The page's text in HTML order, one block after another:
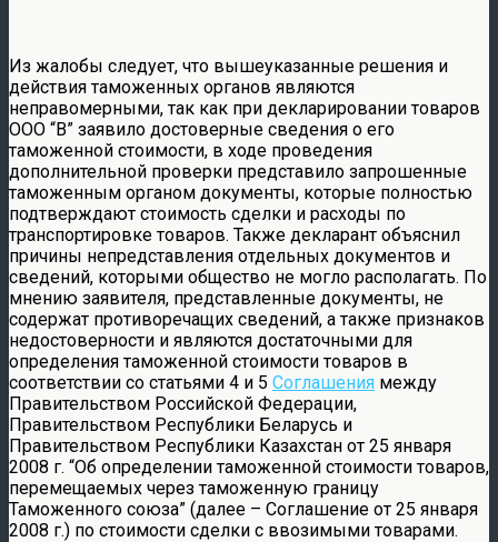
Из жалобы следует, что вышеуказанные решения и
действия таможенных органов являются
неправомерными, так как при декларировании товаров
ООО “В” заявило достоверные сведения о его
таможенной стоимости, в ходе проведения
дополнительной проверки представило запрошенные
таможенным органом документы, которые полностью
подтверждают стоимость сделки и расходы по
транспортировке товаров. Также декларант объяснил
причины непредставления отдельных документов и
сведений, которыми общество не могло располагать. По
мнению заявителя, представленные документы, не
содержат противоречащих сведений, а также признаков
недостоверности и являются достаточными для
определения таможенной стоимости товаров в
соответствии со статьями 4 и 5 Соглашения между
Правительством Российской Федерации,
Правительством Республики Беларусь и
Правительством Республики Казахстан от 25 января
2008 г. “Об определении таможенной стоимости товаров,
перемещаемых через таможенную границу
Таможенного союза” (далее – Соглашение от 25 января
2008 г.) по стоимости сделки с ввозимыми товарами.